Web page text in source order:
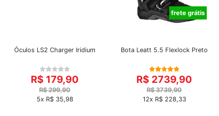
Óculos LS2 Charger Iridium
R$ 179,90
R$ 299,90
5x R$ 35,98
frete grátis
Bota Leatt 5.5 Flexlock Preto
R$ 2739,90
R$ 3739,90
12x R$ 228,33